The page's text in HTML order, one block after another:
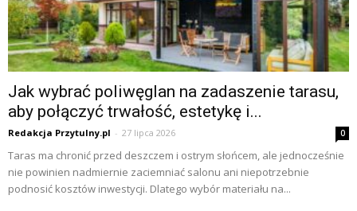
Jak wybrać poliwęglan na zadaszenie tarasu,
aby połączyć trwałość, estetykę i...
Redakcja Przytulny.pl - 27 lipca 2026 0
Taras ma chronić przed deszczem i ostrym słońcem, ale jednocześnie
nie powinien nadmiernie zaciemniać salonu ani niepotrzebnie
podnosić kosztów inwestycji. Dlatego wybór materiału na...